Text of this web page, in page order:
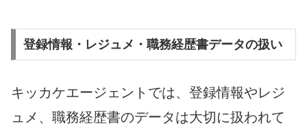
登録情報・レジュメ・職務経歴書データの扱い
キッカケエージェントでは、登録情報やレジ
ュメ、職務経歴書のデータは大切に扱われて